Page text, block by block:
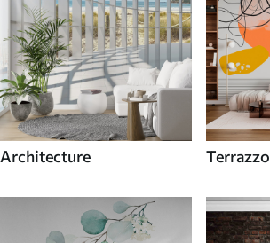
Architecture Terrazzo